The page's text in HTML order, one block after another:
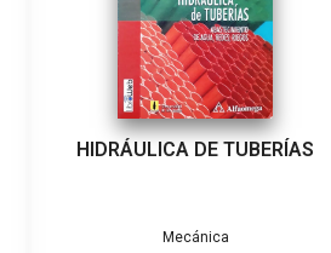
HIDRÁULICA DE TUBERÍAS
Mecánica